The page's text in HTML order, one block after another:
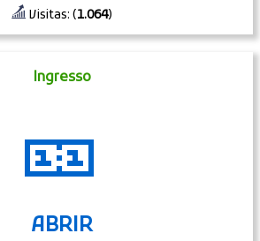
Visitas: (1.064)
Ingresso
🎫
ABRIR